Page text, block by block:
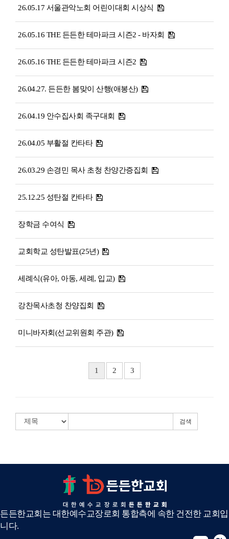
26.05.17 서울관악노회 어린이대회 시상식
26.05.16 THE 든든한 테마파크 시즌2 - 바자회
26.05.16 THE 든든한 테마파크 시즌2
26.04.27. 든든한 봄맞이 산행(애봉산)
26.04.19 안수집사회 족구대회
26.04.05 부활절 칸타타
26.03.29 손경민 목사 초청 찬양간증집회
25.12.25 성탄절 칸타타
장학금 수여식
교회학교 성탄발표(25년)
세례식(유아, 아동, 세례, 입교)
강찬목사초청 찬양집회
미니바자회(선교위원회 주관)
1 2 3
검색
든든한교회는 대한예수교장로회 통합측에 속한 건전한 교회입
니다.